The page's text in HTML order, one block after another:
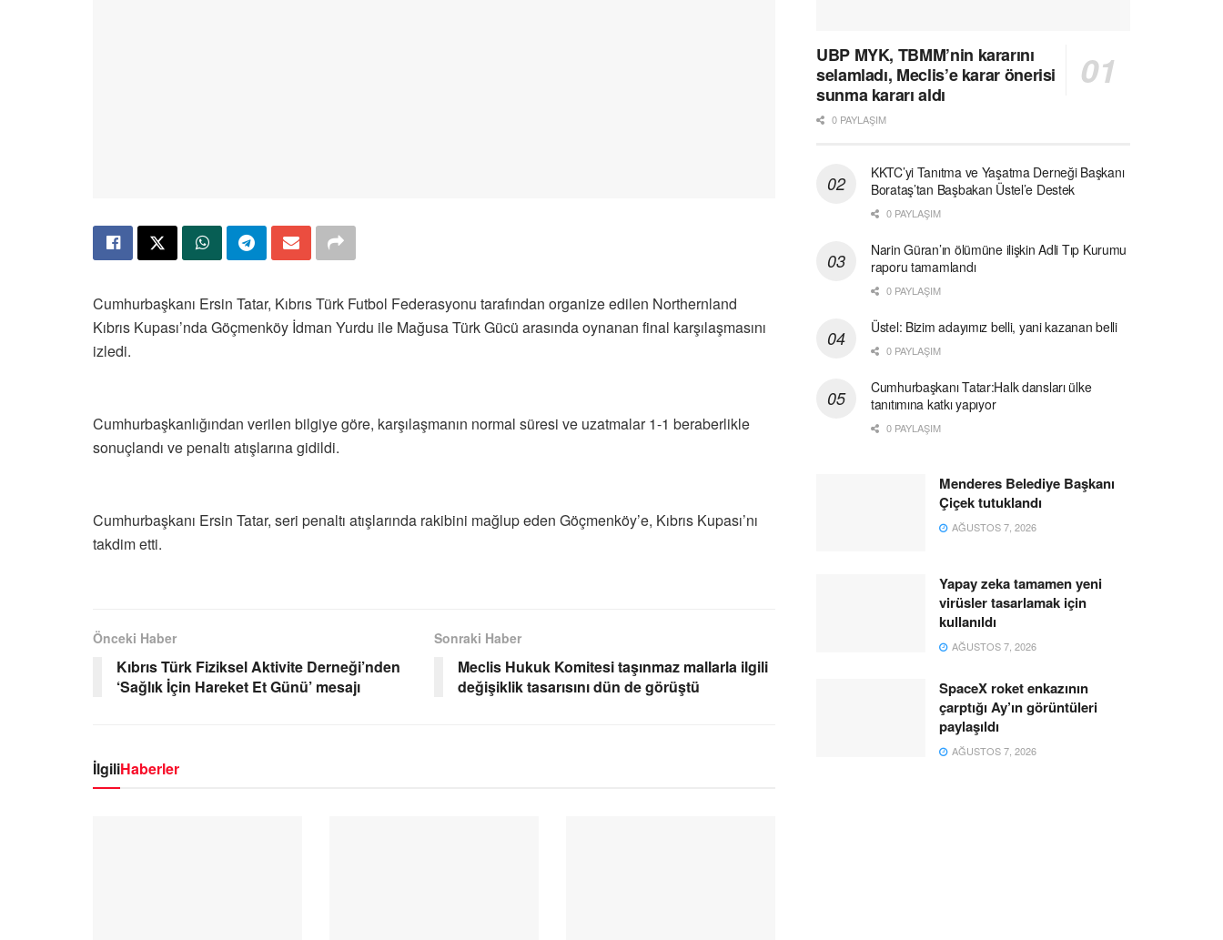
Cumhurbaşkanı Ersin Tatar, Kıbrıs Türk Futbol Federasyonu tarafından organize edilen Northernland
Kıbrıs Kupası’nda Göçmenköy İdman Yurdu ile Mağusa Türk Gücü arasında oynanan final karşılaşmasını
izledi.
Cumhurbaşkanlığından verilen bilgiye göre, karşılaşmanın normal süresi ve uzatmalar 1-1 beraberlikle
sonuçlandı ve penaltı atışlarına gidildi.
Cumhurbaşkanı Ersin Tatar, seri penaltı atışlarında rakibini mağlup eden Göçmenköy’e, Kıbrıs Kupası’nı
takdim etti.
Önceki Haber
Kıbrıs Türk Fiziksel Aktivite Derneği’nden
‘Sağlık İçin Hareket Et Günü’ mesajı
Sonraki Haber
Meclis Hukuk Komitesi taşınmaz mallarla ilgili
değişiklik tasarısını dün de görüştü
İlgiliHaberler
UBP MYK, TBMM’nin kararını
selamladı, Meclis’e karar önerisi
sunma kararı aldı
0 PAYLAŞIM
KKTC’yi Tanıtma ve Yaşatma Derneği Başkanı
Borataş’tan Başbakan Üstel’e Destek
0 PAYLAŞIM
Narin Güran’ın ölümüne ilişkin Adli Tıp Kurumu
raporu tamamlandı
0 PAYLAŞIM
Üstel: Bizim adayımız belli, yani kazanan belli
0 PAYLAŞIM
Cumhurbaşkanı Tatar:Halk dansları ülke
tanıtımına katkı yapıyor
0 PAYLAŞIM
Menderes Belediye Başkanı
Çiçek tutuklandı
AĞUSTOS 7, 2026
Yapay zeka tamamen yeni
virüsler tasarlamak için
kullanıldı
AĞUSTOS 7, 2026
SpaceX roket enkazının
çarptığı Ay’ın görüntüleri
paylaşıldı
AĞUSTOS 7, 2026